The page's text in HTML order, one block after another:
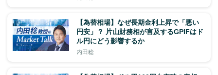
【為替相場】なぜ長期金利上昇で「悪い
円安」？ 片山財務相が言及するGPIFはド
ル円にどう影響するか
内田稔